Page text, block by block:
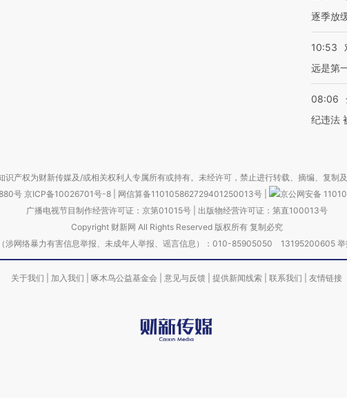
逐季放
10:53
远是第
08:06
纪违法
识产权为财新传媒及/或相关权利人专属所有或持有。未经许可，禁止进行转载、摘编、复制及
号 京ICP备10026701号-8 网信算备110105862729401250013号
京公网安备
广播电视节目制作经营许可证：京第01015号| 出版物经营许可证：第直100013号
Copyright 财新网 All Rights Reserved 版权所有 复制必究
涉网络暴力有害信息举报、未成年人举报、谣言信息）：010-85905050 13195200605
关于我们 加入我们 啄木鸟公益基金会 意见与反馈 提供新闻线索 联系我们 友情链接